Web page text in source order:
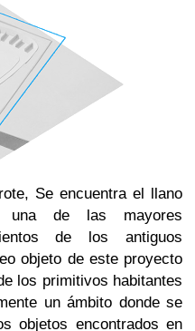
Se encuentra el llano
una de las mayores
de los antiguos
objeto de este proyecto
los primitivos habitantes
un ámbito donde se
objetos encontrados en